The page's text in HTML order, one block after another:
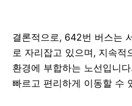
결론적으로, 642번 버스는
로 자리잡고 있으며, 지속적
환경에 부합하는 노선입니
빠르고 편리하게 이동할 수